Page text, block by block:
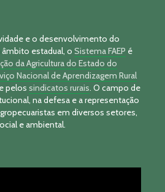
e o desenvolvimento do
estadual, o Sistema FAEP é
da Agricultura do Estado do
Nacional de Aprendizagem Rural
e pelos sindicatos rurais. O campo de
na defesa e a representação
em diversos setores,
e ambiental.